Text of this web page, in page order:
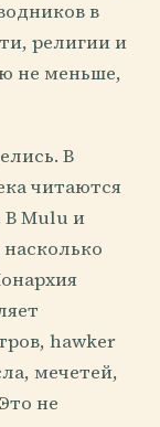
в
религии и
не меньше,
В
читаются
В Mulu и
hawker
мечетей,
не